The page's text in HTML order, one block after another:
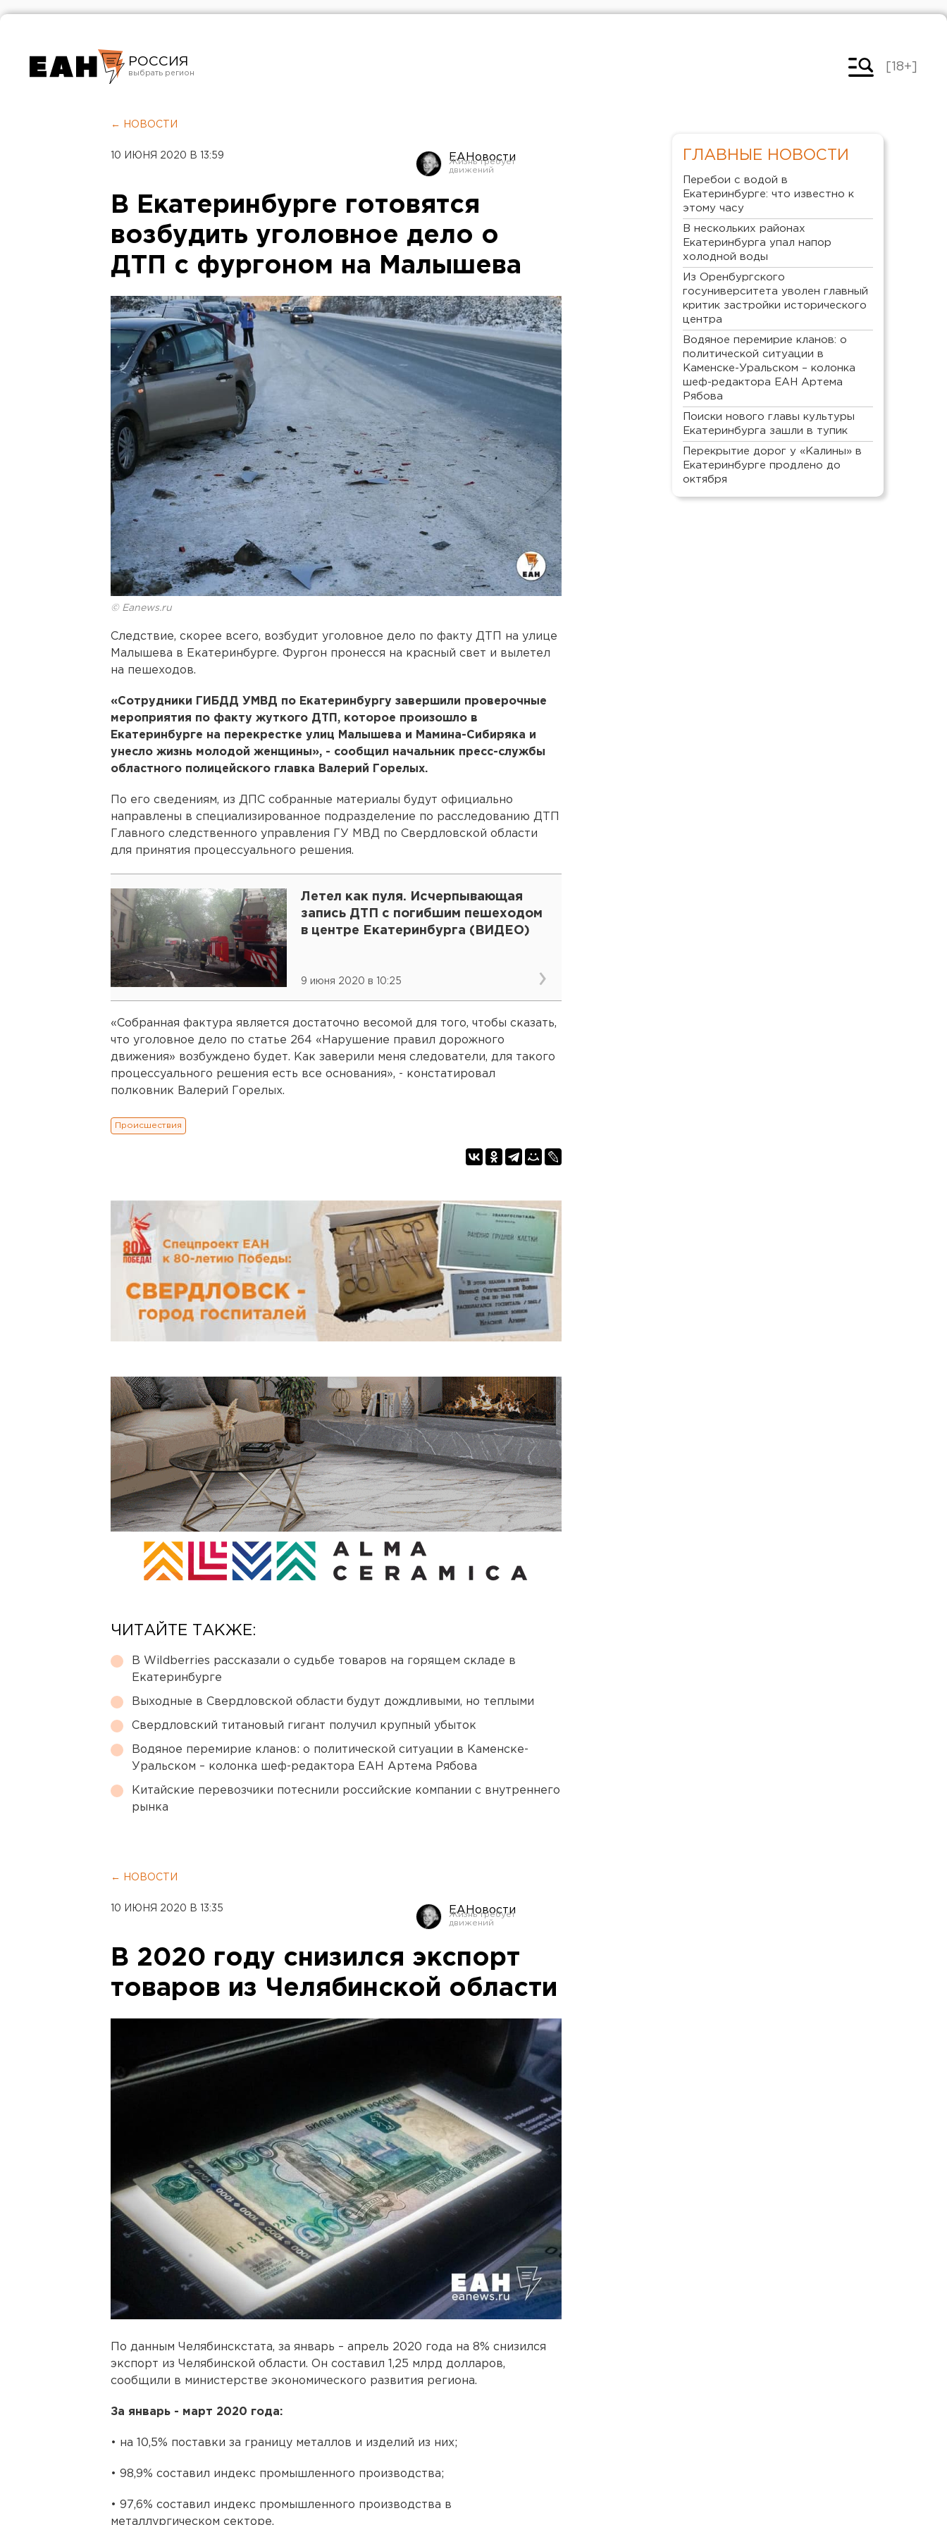
РОССИЯ
Челябинск
[18+]
← НОВОСТИ
10 ИЮНЯ 2020 В 13:59 ЕАНовости
В Екатеринбурге готовятся
возбудить уголовное дело о
ДТП с фургоном на Малышева
© Eanews.ru
Следствие, скорее всего, возбудит уголовное дело по факту ДТП на улице
Малышева в Екатеринбурге. Фургон пронесся на красный свет и вылетел
на пешеходов.
«Сотрудники ГИБДД УМВД по Екатеринбургу завершили проверочные
мероприятия по факту жуткого ДТП, которое произошло в
Екатеринбурге на перекрестке улиц Малышева и Мамина-Сибиряка и
унесло жизнь молодой женщины», - сообщил начальник пресс-службы
областного полицейского главка Валерий Горелых.
По его сведениям, из ДПС собранные материалы будут официально
направлены в специализированное подразделение по расследованию ДТП
Главного следственного управления ГУ МВД по Свердловской области
для принятия процессуального решения.
Летел как пуля. Исчерпывающая
запись ДТП с погибшим пешеходом
в центре Екатеринбурга (ВИДЕО)
9 июня 2020 в 10:25
«Собранная фактура является достаточно весомой для того, чтобы сказать,
что уголовное дело по статье 264 «Нарушение правил дорожного
движения» возбуждено будет. Как заверили меня следователи, для такого
процессуального решения есть все основания», - констатировал
полковник Валерий Горелых.
Происшествия
ЧИТАЙТЕ ТАКЖЕ:
В Wildberries рассказали о судьбе товаров на горящем складе в
Екатеринбурге
Выходные в Свердловской области будут дождливыми, но теплыми
Свердловский титановый гигант получил крупный убыток
Водяное перемирие кланов: о политической ситуации в Каменске-
Уральском – колонка шеф-редактора ЕАН Артема Рябова
Китайские перевозчики потеснили российские компании с внутреннего
рынка
← НОВОСТИ
10 ИЮНЯ 2020 В 13:35 ЕАНовости
В 2020 году снизился экспорт
товаров из Челябинской области
По данным Челябинскстата, за январь – апрель 2020 года на 8% снизился
экспорт из Челябинской области. Он составил 1,25 млрд долларов,
сообщили в министерстве экономического развития региона.
За январь - март 2020 года:
• на 10,5% поставки за границу металлов и изделий из них;
• 98,9% составил индекс промышленного производства;
• 97,6% составил индекс промышленного производства в
металлургическом секторе.
ГЛАВНЫЕ НОВОСТИ
Перебои с водой в
Екатеринбурге: что известно к
этому часу
В нескольких районах
Екатеринбурга упал напор
холодной воды
Из Оренбургского
госуниверситета уволен главный
критик застройки исторического
центра
Водяное перемирие кланов: о
политической ситуации в
Каменске-Уральском – колонка
шеф-редактора ЕАН Артема
Рябова
Поиски нового главы культуры
Екатеринбурга зашли в тупик
Перекрытие дорог у «Калины» в
Екатеринбурге продлено до
октября